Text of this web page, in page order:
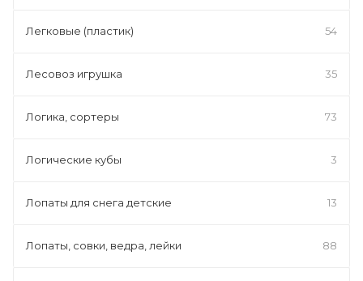
Легковые (пластик) 54
Лесовоз игрушка 35
Логика, сортеры 73
Логические кубы 3
Лопаты для снега детские 13
Лопаты, совки, ведра, лейки 88